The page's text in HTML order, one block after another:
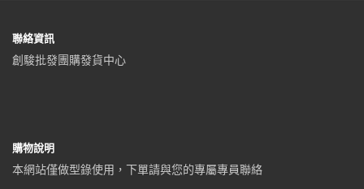
聯絡資訊
創駿批發團購發貨中心
購物說明
本網站僅做型錄使用，下單請與您的專屬專員聯絡